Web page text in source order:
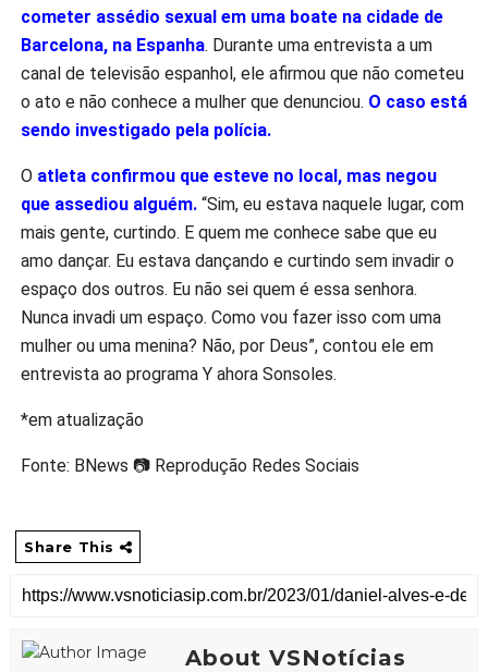
cometer assédio sexual em uma boate na cidade de
Barcelona, na Espanha. Durante uma entrevista a um
canal de televisão espanhol, ele afirmou que não cometeu
o ato e não conhece a mulher que denunciou. O caso está
sendo investigado pela polícia.
O atleta confirmou que esteve no local, mas negou
que assediou alguém.“Sim, eu estava naquele lugar, com
mais gente, curtindo. E quem me conhece sabe que eu
amo dançar. Eu estava dançando e curtindo sem invadir o
espaço dos outros. Eu não sei quem é essa senhora.
Nunca invadi um espaço. Como vou fazer isso com uma
mulher ou uma menina? Não, por Deus”, contou ele em
entrevista ao programa Y ahora Sonsoles.
*em atualização
Fonte: BNews 📷 Reprodução Redes Sociais
Share This
About VSNotícias